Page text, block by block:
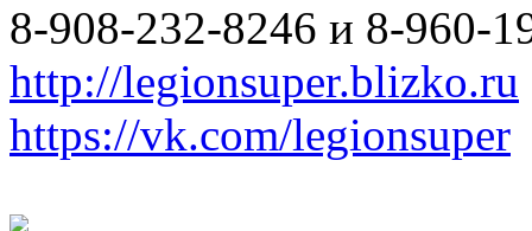
8-908-232-8246 и 8-960-
http://legionsuper.blizko.ru
https://vk.com/legionsuper